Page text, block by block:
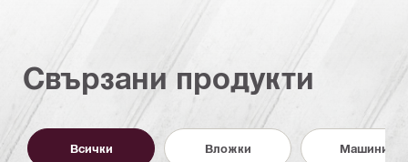
Свързани продукти
Всички Вложки Машини